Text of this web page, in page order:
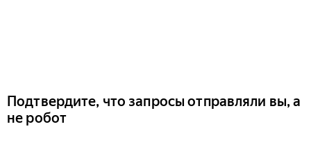
Подтвердите, что запросы отправляли вы, а
не робот